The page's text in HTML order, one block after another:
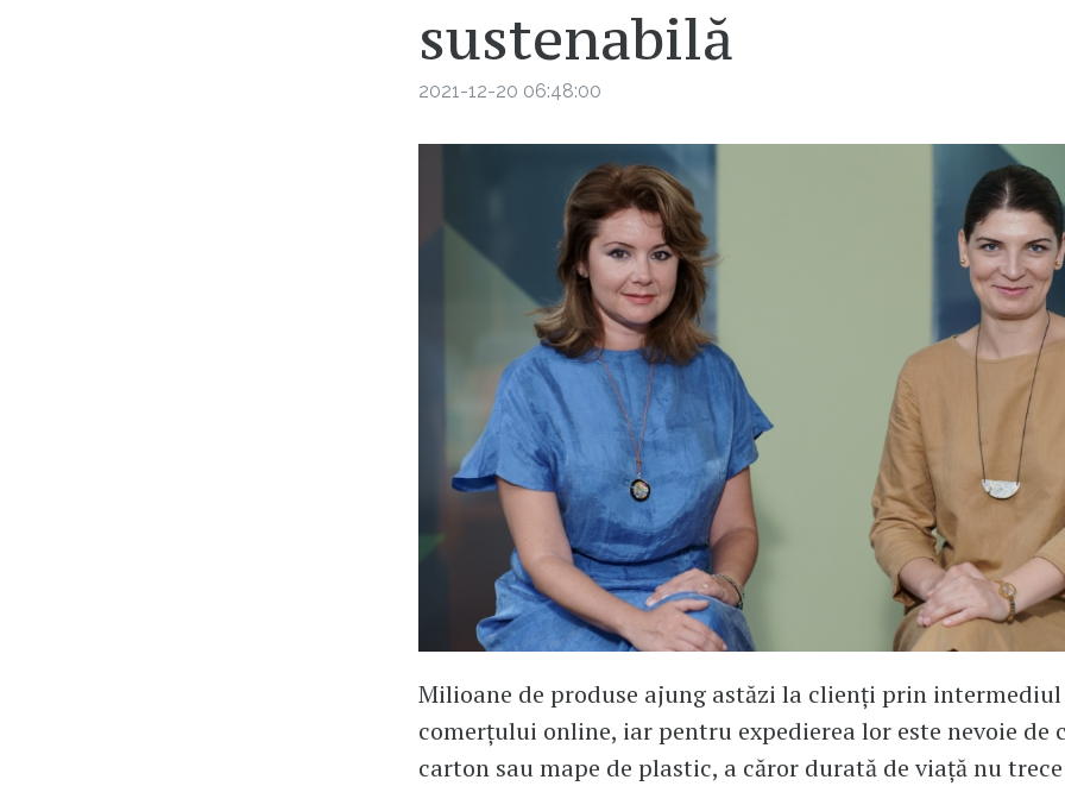
sustenabilă
2021-12-20 06:48:00
Milioane de produse ajung astăzi la clienți prin intermediul
comerțului online, iar pentru expedierea lor este nevoie de
carton sau mape de plastic, a căror durată de viață nu